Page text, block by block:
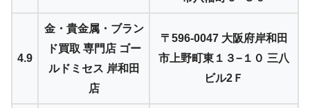
4.9
金・貴金属・ブラン
ド買取 専門店 ゴー
ルドミセス 岸和田
店
〒596-0047 大阪府岸和田
市上野町東１３−１０ 三八
ビル2Ｆ